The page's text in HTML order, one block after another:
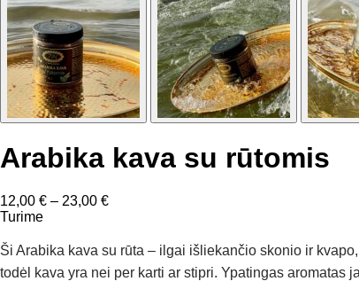
Arabika kava su rūtomis
12,00 € – 23,00 €Price
through
23,00 €
Turime
Ši Arabika kava su rūta – ilgai išliekančio skonio ir
todėl kava yra nei per karti ar stipri. Ypatingas aromatas